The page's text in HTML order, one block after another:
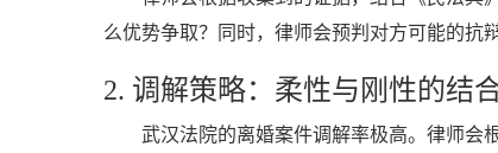
么优势争取？同时，律师会预判对方可能的抗
2. 调解策略：柔性与刚性的结
武汉法院的离婚案件调解率极高。律师会